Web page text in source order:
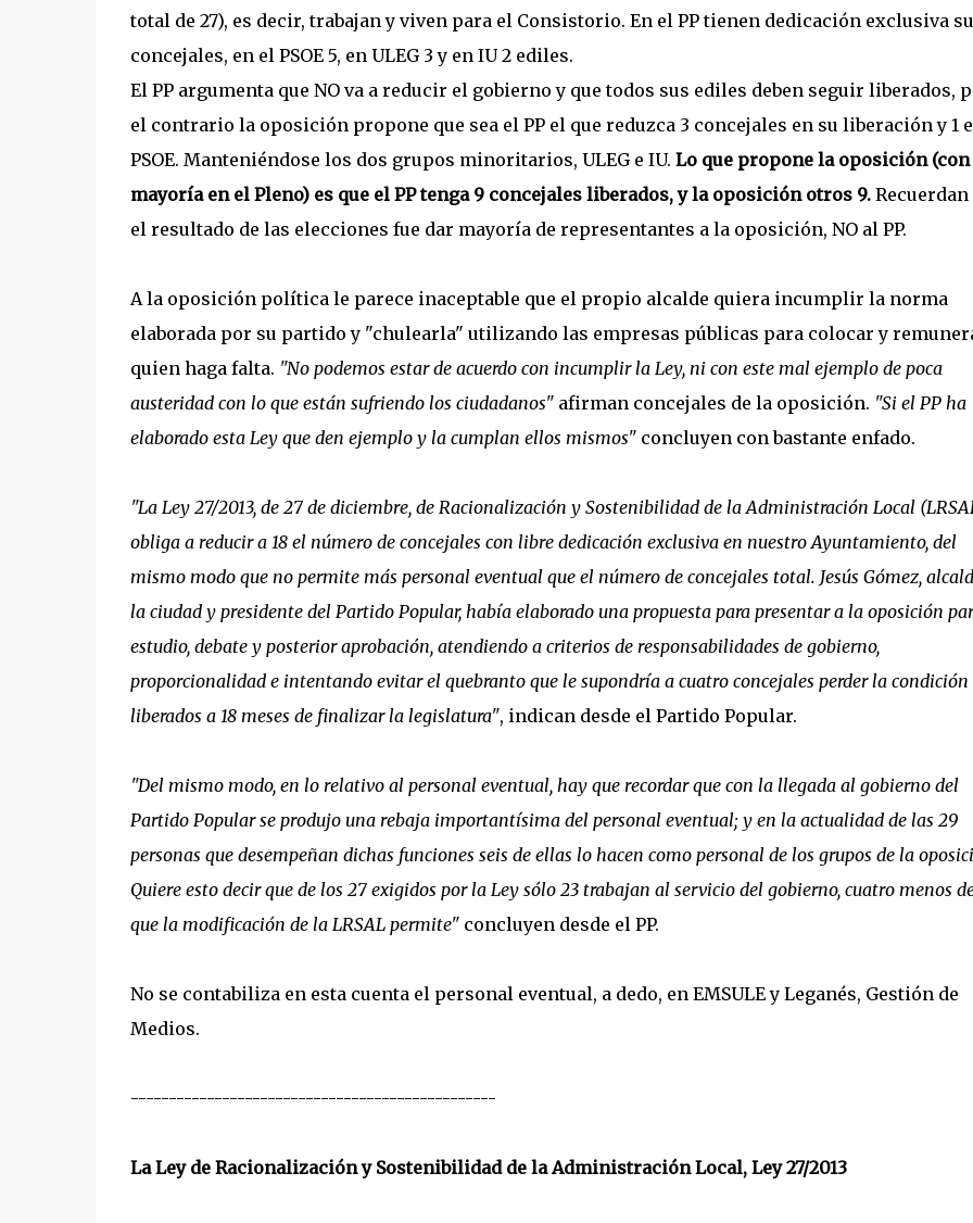
total de 27), es decir, trabajan y viven para el Consistorio. En el PP tienen dedicación exclusiva
concejales, en el PSOE 5, en ULEG 3 y en IU 2 ediles.
El PP argumenta que NO va a reducir el gobierno y que todos sus ediles deben seguir liberados,
el contrario la oposición propone que sea el PP el que reduzca 3 concejales en su liberación y 1
PSOE. Manteniéndose los dos grupos minoritarios, ULEG e IU. Lo que propone la oposición (con
mayoría en el Pleno) es que el PP tenga 9 concejales liberados, y la oposición otros 9.Recuerdan
el resultado de las elecciones fue dar mayoría de representantes a la oposición, NO al PP.
A la oposición política le parece inaceptable que el propio alcalde quiera incumplir la norma
elaborada por su partido y "chulearla" utilizando las empresas públicas para colocar y
quien haga falta. "No podemos estar de acuerdo con incumplir la Ley, ni con este mal ejemplo de poca
austeridad con lo que están sufriendo los ciudadanos"afirman concejales de la oposición. "Si el PP ha
elaborado esta Ley que den ejemplo y la cumplan ellos mismos" concluyen con bastante enfado.
"La Ley 27/2013, de 27 de diciembre, de Racionalización y Sostenibilidad de la Administración Local
obliga a reducir a 18 el número de concejales con libre dedicación exclusiva en nuestro Ayuntamiento, del
mismo modo que no permite más personal eventual que el número de concejales total. Jesús Gómez,
la ciudad y presidente del Partido Popular, había elaborado una propuesta para presentar a la oposición
estudio, debate y posterior aprobación, atendiendo a criterios de responsabilidades de gobierno,
proporcionalidad e intentando evitar el quebranto que le supondría a cuatro concejales perder la condición
liberados a 18 meses de finalizar la legislatura", indican desde el Partido Popular.
"Del mismo modo, en lo relativo al personal eventual, hay que recordar que con la llegada al gobierno del
Partido Popular se produjo una rebaja importantísima del personal eventual; y en la actualidad de las 29
personas que desempeñan dichas funciones seis de ellas lo hacen como personal de los grupos de la
Quiere esto decir que de los 27 exigidos por la Ley sólo 23 trabajan al servicio del gobierno, cuatro menos
que la modificación de la LRSAL permite"concluyen desde el PP.
No se contabiliza en esta cuenta el personal eventual, a dedo, en EMSULE y Leganés, Gestión de
Medios.
------------------------------------------------
La Ley de Racionalización y Sostenibilidad de la Administración Local, Ley 27/2013